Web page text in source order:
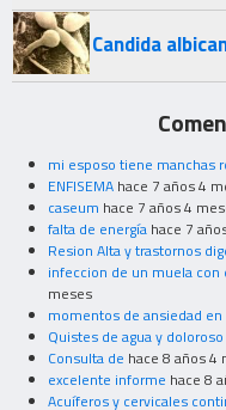
Candida
mi esposo tiene manchas
ENFISEMA hace 7 años 4
caseum hace 7 años 4
falta de energía hace 7
Resion Alta y trastornos
infeccion de un muela con
meses
momentos de ansiedad
Quistes de agua y
Consulta de hace 8 años 4
excelente informe hace 8
Acuíferos y cervicales